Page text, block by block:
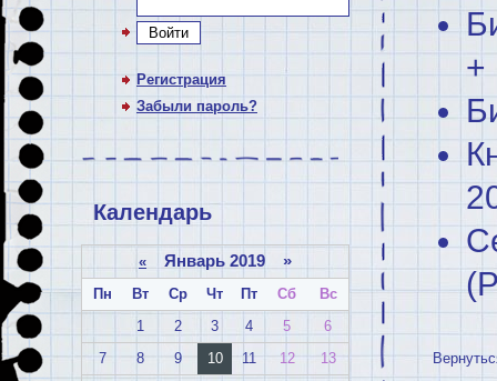
Войти
Регистрация
Забыли пароль?
Календарь
« Январь 2019 »
Пн Вт Ср Чт Пт Сб
Вс
1
2 3 4 5
6
7
8 9 10 11 12
13
+